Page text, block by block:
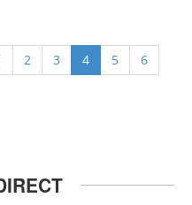
2 3 4 5
6